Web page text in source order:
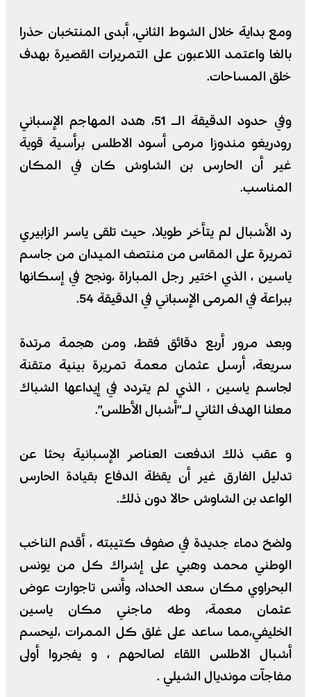
ومع بداية خلال الشوط الثاني، أبدى المنتخبان حذرا
بالغا واعتمد اللاعبون على التمريرات القصيرة بهدف
خلق المساحات.
وفي حدود الدقيقة الـ 51، هدد المهاجم الإسباني
رودريغو مندوزا مرمى أسود الاطلس برأسية قوية
غير أن الحارس بن الشاوش كان في المكان
المناسب.
رد الأشبال لم يتأخر طويلا، حيث تلقى ياسر الزابيري
تمريرة على المقاس من منتصف الميدان من جاسم
ياسين ، الذي اختير رجل المباراة ،ونجح في إسكانها
ببراعة في المرمى الإسباني في الدقيقة 54.
وبعد مرور أربع دقائق فقط، ومن هجمة مرتدة
سريعة، أرسل عثمان معمة تمريرة بينية متقنة
لجاسم ياسين ، الذي لم يتردد في إيداعها الشباك
معلنا الهدف الثاني لـ”أشبال الأطلس”.
و عقب ذلك اندفعت العناصر الإسبانية بحثا عن
تدليل الفارق غير أن يقظة الدفاع بقيادة الحارس
الواعد بن الشاوش حالا دون ذلك.
ولضخ دماء جديدة في صفوف كتيبته ، أقدم الناخب
الوطني محمد وهبي على إشراك كل من يونس
البحراوي مكان سعد الحداد، وأنس تاجوارت عوض
عثمان معمة، وطه ماجني مكان ياسين
الخليفي،مما ساعد على غلق كل الممرات ،ليحسم
أشبال الاطلس اللقاء لصالحهم ، و يفجروا أولى
مفاجآت مونديال الشيلي .